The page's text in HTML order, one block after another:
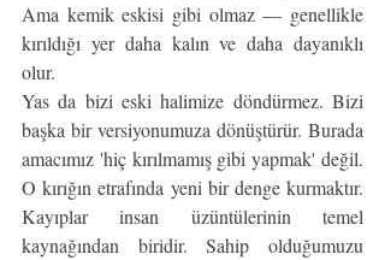
Ama kemik eskisi gibi olmaz — genellikle
kırıldığı yer daha kalın ve daha dayanıklı
olur.
Yas da bizi eski halimize döndürmez. Bizi
başka bir versiyonumuza dönüştürür. Burada
amacımız 'hiç kırılmamış gibi yapmak' değil.
O kırığın etrafında yeni bir denge kurmaktır.
Kayıplar insan üzüntülerinin temel
kaynağından biridir. Sahip olduğumuzu